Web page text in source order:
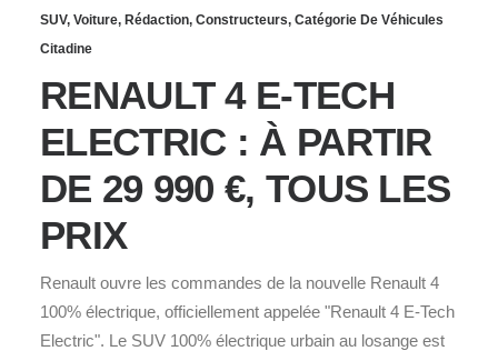
SUV, Voiture, Rédaction, Constructeurs, Catégorie De Véhicules
Citadine
RENAULT 4 E-TECH
ELECTRIC : À PARTIR
DE 29 990 €, TOUS LES
PRIX
Renault ouvre les commandes de la nouvelle Renault 4
100% électrique, officiellement appelée "Renault 4 E-Tech
Electric". Le SUV 100% électrique urbain au losange est